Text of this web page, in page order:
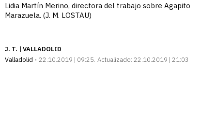
Lidia Martín Merino, directora del trabajo sobre Agapito
Marazuela. (J. M. LOSTAU)
J. T. | VALLADOLID
Valladolid
22.10.2019 | 09:25 Actualizado: 22.10.2019 | 21:03